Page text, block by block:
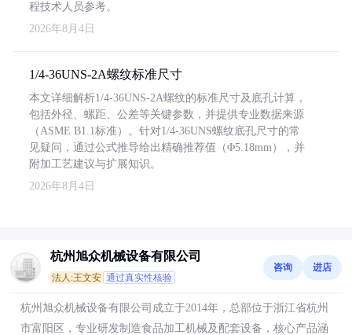
程技术人员参考。
2026年8月4日
1/4-36UNS-2A螺纹标准尺寸
本文详细解析1/4-36UNS-2A螺纹的标准尺寸及底孔计算，
包括外径、螺距、公差等关键参数，并提供专业数据来源
（ASME B1.1标准）。针对1/4-36UNS螺纹底孔尺寸的常
见疑问，通过公式推导给出精确推荐值（Φ5.18mm），并
附加工艺建议与扩展知识。
2026年8月4日
杭州旭众机械设备有限公司
法人:王文安 通过真实性核验
咨询 进店
杭州旭众机械设备有限公司成立于2014年，总部位于浙江省杭州
市富阳区，专业研发制造食品加工机械及配套设备，核心产品涵